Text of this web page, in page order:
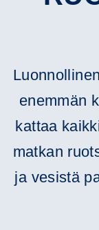
enemmän
kattaa
matkan
ja vesistä